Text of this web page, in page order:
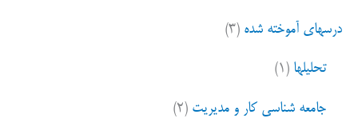
درسهای آموخته شده (۳)
تحلیلها (۱)
جامعه شناسی کار و مدیریت (۲)